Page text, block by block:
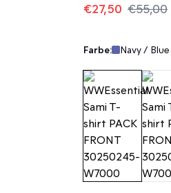
€27,50 €55,00
Farbe: Navy / Blue